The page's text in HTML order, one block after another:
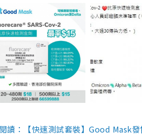
讀：【快速測試套裝】Good Mask